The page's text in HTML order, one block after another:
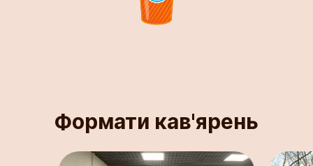
Формати кав'ярень